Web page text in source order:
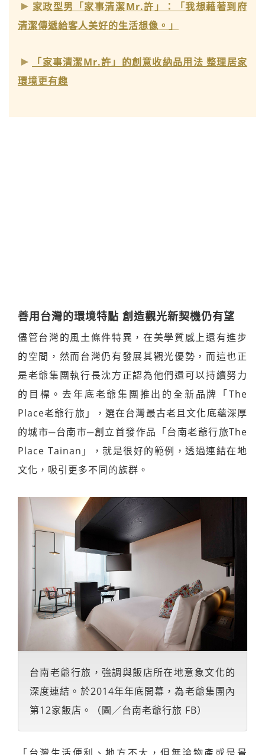
家政型男「家事清潔Mr.許」：「我想藉著到府
清潔傳遞給客人美好的生活想像。」
「家事清潔Mr.許」的創意收納品用法 整理居家
環境更有趣
善用台灣的環境特點 創造觀光新契機仍有望
儘管台灣的風土條件特異，在美學質感上還有進步
的空間，然而台灣仍有發展其觀光優勢，而這也正
是老爺集團執行長沈方正認為他們還可以持續努力
的目標。去年底老爺集團推出的全新品牌「The
Place老爺行旅」，選在台灣最古老且文化底蘊深厚
的城市─台南市─創立首發作品「台南老爺行旅The
Place Tainan」，就是很好的範例，透過連結在地
文化，吸引更多不同的族群。
台南老爺行旅，強調與飯店所在地意象文化的
深度連結。於2014年年底開幕，為老爺集團內
第12家飯店。（圖／台南老爺行旅 FB）